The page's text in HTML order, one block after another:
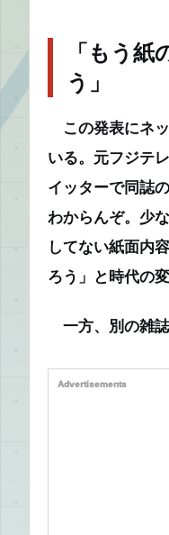
「もう
う」
この発表にネ
いる。元フジテ
イッターで同誌
わからんぞ。少
してない紙面内
ろう」と時代の
一方、別の雑誌
Advertisements